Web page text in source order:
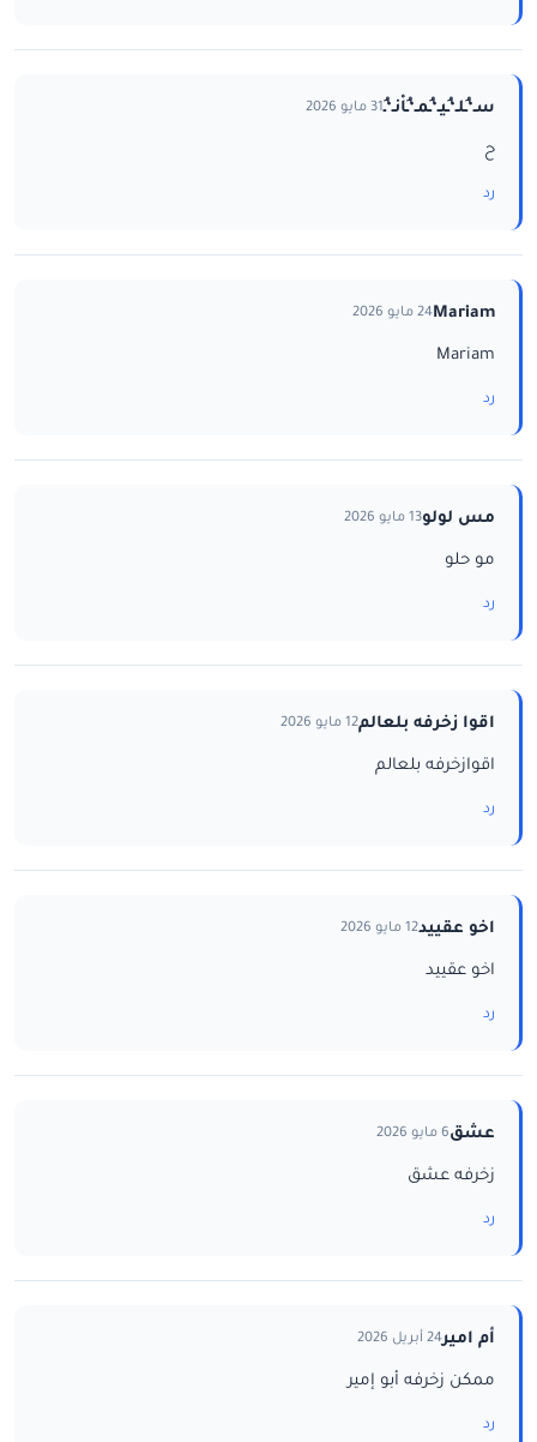
سـ‘ـُلـ‘ـُيـ‘ـُمـ‘ـُاْنـ‘ـُ31 مايو 2026
ح
رد
Mariam24 مايو 2026
Mariam
رد
مس لولو13 مايو 2026
مو حلو
رد
اقوا زخرفه بلعالم12 مايو 2026
اقوازخرفه بلعالم
رد
اخو عقييد12 مايو 2026
اخو عقييد
رد
عشق6 مايو 2026
زخرفه عشق
رد
أم امير24 أبريل 2026
ممكن زخرفه أبو إمير
رد